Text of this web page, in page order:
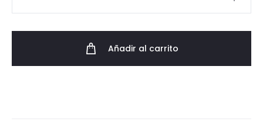
Añadir al carrito